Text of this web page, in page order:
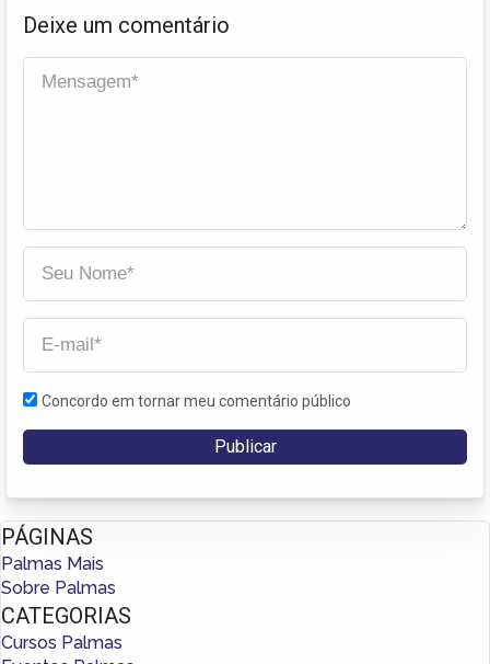
Deixe um comentário
Concordo em tornar meu comentário público
PÁGINAS
Palmas Mais
Sobre Palmas
CATEGORIAS
Cursos Palmas